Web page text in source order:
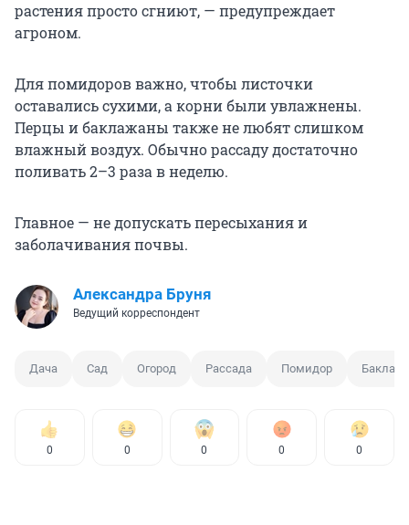
растения просто сгниют, — предупреждает
агроном.
Для помидоров важно, чтобы листочки
оставались сухими, а корни были увлажнены.
Перцы и баклажаны также не любят слишком
влажный воздух. Обычно рассаду достаточно
поливать 2–3 раза в неделю.
Главное — не допускать пересыхания и
заболачивания почвы.
Александра Бруня
Ведущий корреспондент
Дача Сад Огород Рассада Помидор
0 0 0 0 0